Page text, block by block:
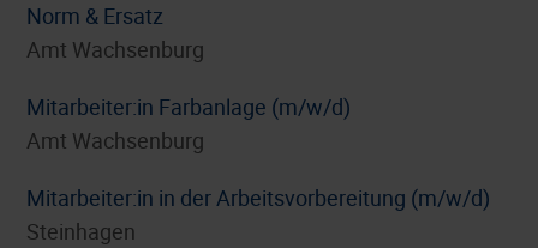
Norm & Ersatz
Amt Wachsenburg
Mitarbeiter:in Farbanlage (m/w/d)
Amt Wachsenburg
Mitarbeiter:in in der Arbeitsvorbereitung (m/w/d)
Steinhagen